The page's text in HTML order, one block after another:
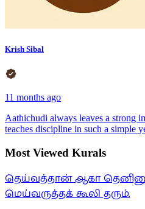
Krish Sibal
11 months ago
Aathichudi always leaves a strong
teaches discipline in such a simple
Most Viewed Kurals
தெய்வத்தான் ஆகா
மெய்வருத்தக் கூலி தரும்.